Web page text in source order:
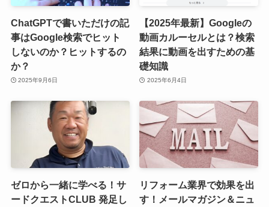
ChatGPTで書いただけの記
事はGoogle検索でヒット
しないのか？ヒットするの
か？
2025年9月6日
【2025年最新】Googleの
動画カルーセルとは？検索
結果に動画を出すための基
礎知識
2025年6月4日
ゼロから一緒に学べる！サ
ードクエストCLUB 発足し
リフォーム業界で効果を出
す！メールマガジン＆ニュ